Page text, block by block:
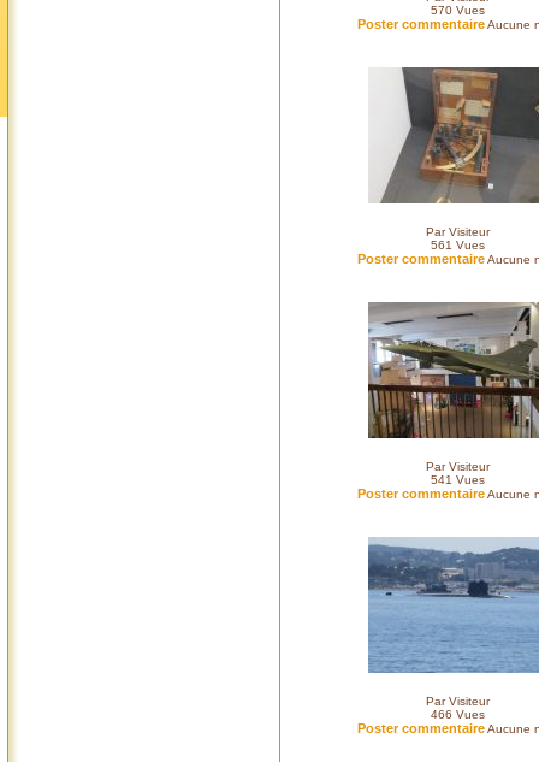
570 Vues
Poster commentaireAucune
Par Visiteur
561 Vues
Poster commentaireAucune
Par Visiteur
541 Vues
Poster commentaireAucune
Par Visiteur
466 Vues
Poster commentaireAucune